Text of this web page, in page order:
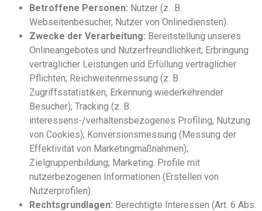
Betroffene Personen: Nutzer (z. .B.
Webseitenbesucher, Nutzer von Onlinediensten).
Zwecke der Verarbeitung: Bereitstellung unseres
Onlineangebotes und Nutzerfreundlichkeit; Erbringung
vertraglicher Leistungen und Erfüllung vertraglicher
Pflichten; Reichweitenmessung (z. B.
Zugriffsstatistiken, Erkennung wiederkehrender
Besucher); Tracking (z. B.
interessens-/verhaltensbezogenes Profiling, Nutzung
von Cookies); Konversionsmessung (Messung der
Effektivität von Marketingmaßnahmen);
Zielgruppenbildung; Marketing. Profile mit
nutzerbezogenen Informationen (Erstellen von
Nutzerprofilen).
Rechtsgrundlagen: Berechtigte Interessen (Art. 6 Abs.